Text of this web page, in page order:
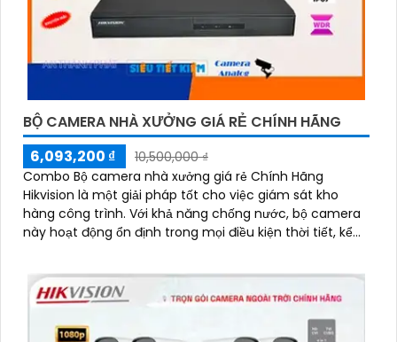
BỘ CAMERA NHÀ XƯỞNG GIÁ RẺ CHÍNH HÃNG
6,093,200 ₫
10,500,000 ₫
Combo Bộ camera nhà xưởng giá rẻ Chính Hãng
Hikvision là một giải pháp tốt cho việc giám sát kho
hàng công trình. Với khả năng chống nước, bộ camera
này hoạt động ổn định trong mọi điều kiện thời tiết, kể